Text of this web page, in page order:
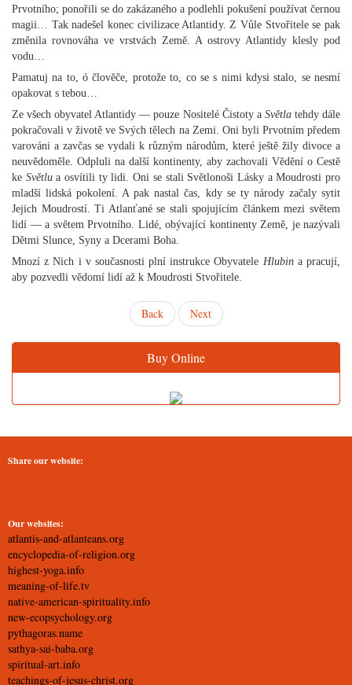
Prvotního; ponořili se do zakázaného a podlehli pokušení používat černou
magii… Tak nadešel konec civilizace Atlantidy. Z Vůle Stvořitele se pak
změnila rovnováha ve vrstvách Země. A ostrovy Atlantidy klesly pod
vodu…
Pamatuj na to, ó člověče, protože to, co se s nimi kdysi stalo, se nesmí
opakovat s tebou…
Ze všech obyvatel Atlantidy — pouze Nositelé Čistoty a Světlatehdy dále
pokračovali v životě ve Svých tělech na Zemi. Oni byli Prvotním předem
varováni a zavčas se vydali k různým národům, které ještě žily divoce a
neuvědoměle. Odpluli na další kontinenty, aby zachovali Vědění o Cestě
ke Světlua osvítili ty lidi. Oni se stali Světlonoši Lásky a Moudrosti pro
mladší lidská pokolení. A pak nastal čas, kdy se ty národy začaly sytit
Jejich Moudrostí. Ti Atlanťané se stali spojujícím článkem mezi světem
lidí — a světem Prvotního. Lidé, obývající kontinenty Země, je nazývali
Dětmi Slunce, Syny a Dcerami Boha.
Mnozí z Nich i v současnosti plní instrukce Obyvatele Hlubina pracují,
aby pozvedli vědomí lidí až k Moudrosti Stvořitele.
Back Next
Buy Online
Share our website:
Our websites:
atlantis-and-atlanteans.org
encyclopedia-of-religion.org
highest-yoga.info
meaning-of-life.tv
native-american-spirituality.info
new-ecopsychology.org
pythagoras.name
sathya-sai-baba.org
spiritual-art.info
teachings-of-jesus-christ.org